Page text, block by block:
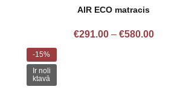
AIR ECO matracis
€291.00 – €580.00
-15%
Ir noli
ktavā